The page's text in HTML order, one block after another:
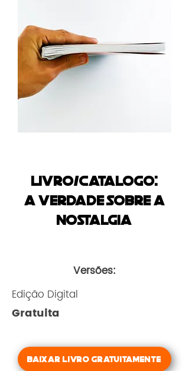
Livro/Catalogo:
A Verdade Sobre A
Nostalgia
Versões:
Edição Digital
Gratuita
Baixar Livro Gratuitamente